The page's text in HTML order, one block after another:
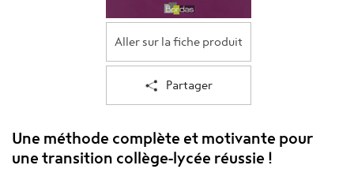
Aller sur la fiche produit
Partager
Une méthode complète et motivante pour
une transition collège-lycée réussie !